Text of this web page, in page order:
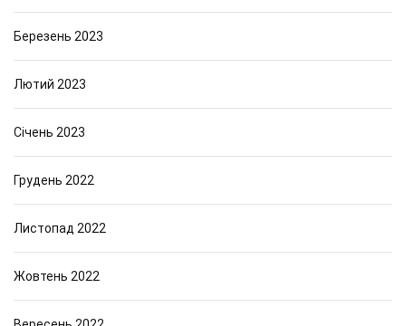
Березень 2023
Лютий 2023
Січень 2023
Грудень 2022
Листопад 2022
Жовтень 2022